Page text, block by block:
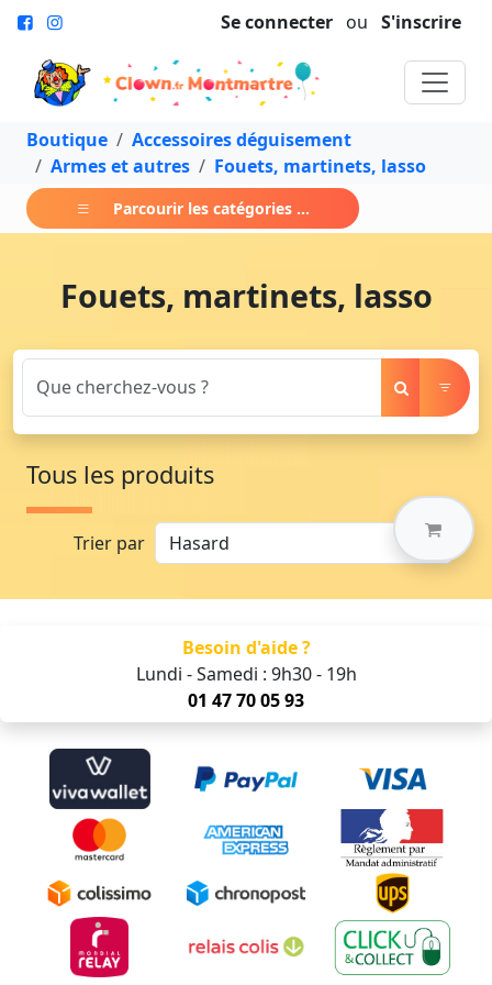
Se connecter ou S'inscrire
Boutique
Accessoires déguisement
Armes et autres
Fouets, martinets, lasso
Parcourir les catégories ...
Fouets, martinets, lasso
Tous les produits
Trier par
Besoin d'aide ?
Lundi - Samedi : 9h30 - 19h
01 47 70 05 93